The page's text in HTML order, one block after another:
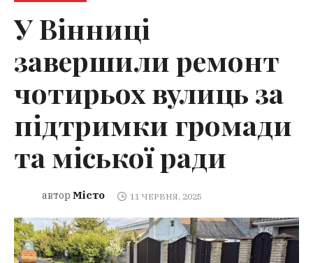
У Вінниці
завершили ремонт
чотирьох вулиць за
підтримки громади
та міської ради
автор Місто 11 ЧЕРВНЯ, 2025